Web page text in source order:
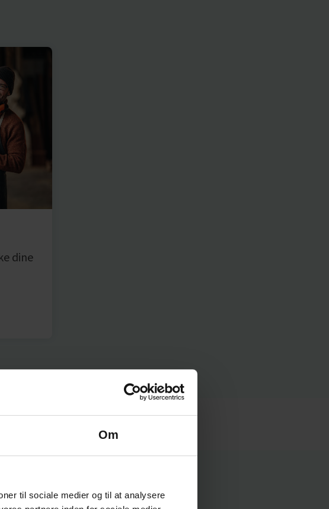
Om
til sociale medier og til at analysere
dine